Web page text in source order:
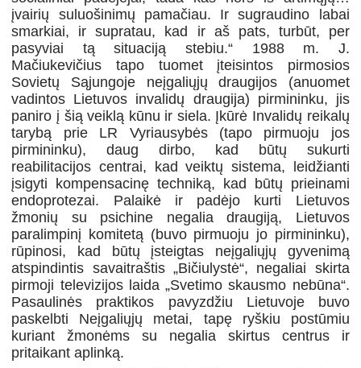
įvairių suluošinimų pamačiau. Ir sugraudino labai
smarkiai, ir supratau, kad ir aš pats, turbūt, per
pasyviai tą situaciją stebiu.“ 1988 m. J.
Mačiukevičius tapo tuomet įteisintos pirmosios
Sovietų Sąjungoje neįgaliųjų draugijos (anuomet
vadintos Lietuvos invalidų draugija) pirmininku, jis
paniro į šią veiklą kūnu ir siela. Įkūrė Invalidų reikalų
tarybą prie LR Vyriausybės (tapo pirmuoju jos
pirmininku), daug dirbo, kad būtų sukurti
reabilitacijos centrai, kad veiktų sistema, leidžianti
įsigyti kompensacinę techniką, kad būtų prieinami
endoprotezai. Palaikė ir padėjo kurti Lietuvos
žmonių su psichine negalia draugiją, Lietuvos
paralimpinį komitetą (buvo pirmuoju jo pirmininku),
rūpinosi, kad būtų įsteigtas neįgaliųjų gyvenimą
atspindintis savaitraštis „Bičiulystė“, negaliai skirta
pirmoji televizijos laida „Svetimo skausmo nebūna“.
Pasaulinės praktikos pavyzdžiu Lietuvoje buvo
paskelbti Neįgaliųjų metai, tapę ryškiu postūmiu
kuriant žmonėms su negalia skirtus centrus ir
pritaikant aplinką.